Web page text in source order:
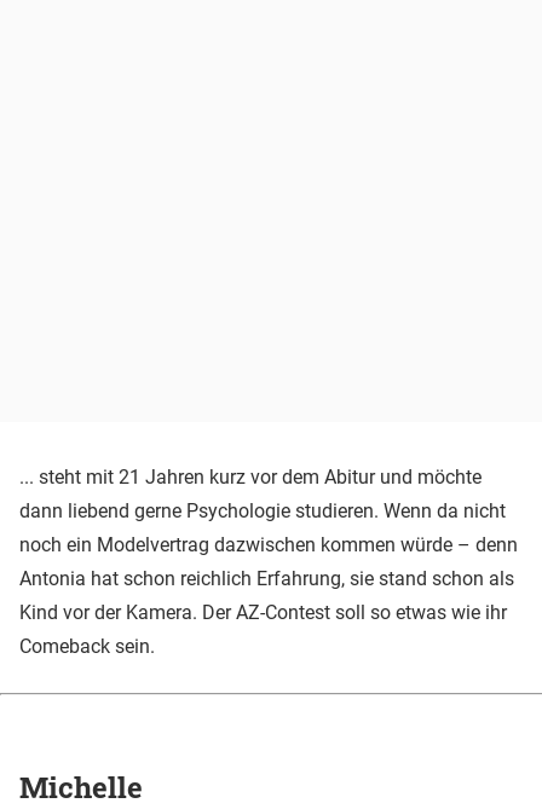
... steht mit 21 Jahren kurz vor dem Abitur und möchte
dann liebend gerne Psychologie studieren. Wenn da nicht
noch ein Modelvertrag dazwischen kommen würde – denn
Antonia hat schon reichlich Erfahrung, sie stand schon als
Kind vor der Kamera. Der AZ-Contest soll so etwas wie ihr
Comeback sein.
Michelle